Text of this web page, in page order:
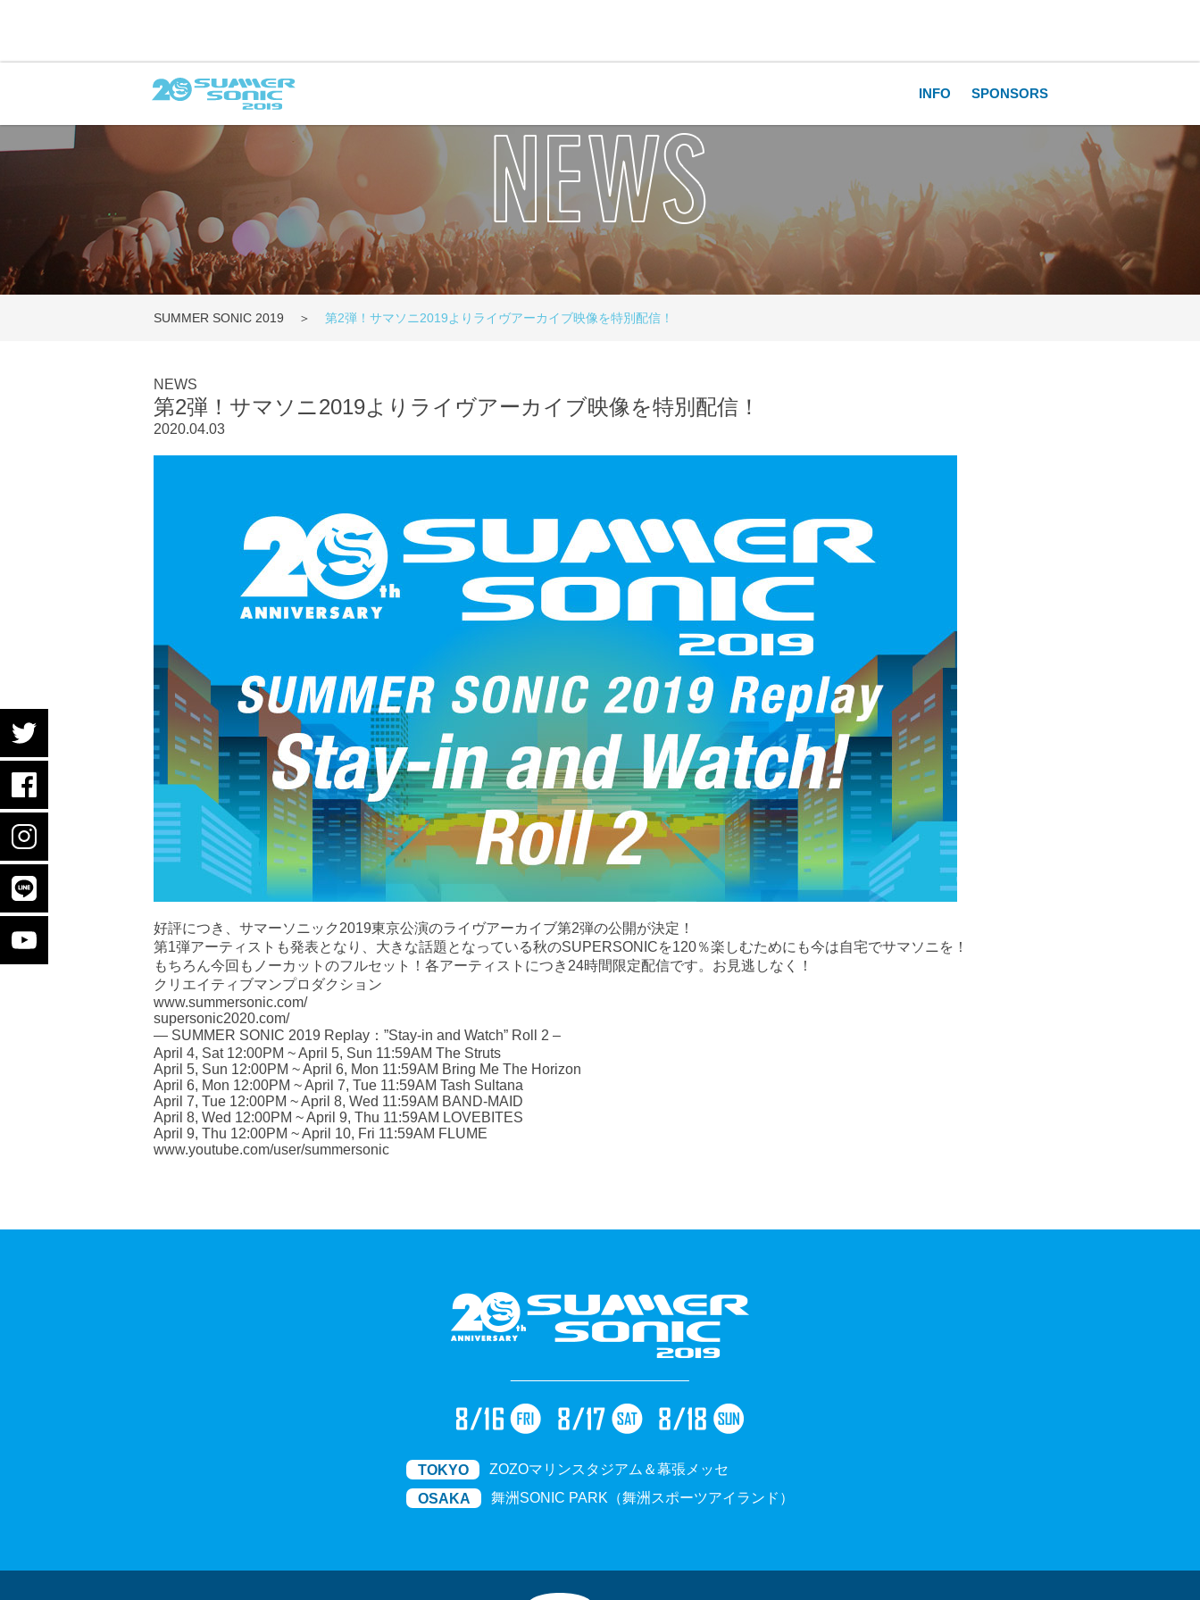
INFO SPONSORS
SUMMER SONIC 2019 第2弾！サマソニ2019よりライヴアーカイブ映像を特別配信！
NEWS
第2弾！サマソニ2019よりライヴアーカイブ映像を特別配信！
2020.04.03
好評につき、サマーソニック2019東京公演のライヴアーカイブ第2弾の公開が決定！
第1弾アーティストも発表となり、大きな話題となっている秋のSUPERSONICを120％楽しむためにも今は自宅でサマソニを！
もちろん今回もノーカットのフルセット！各アーティストにつき24時間限定配信です。お見逃しなく！
クリエイティブマンプロダクション
www.summersonic.com/
supersonic2020.com/
— SUMMER SONIC 2019 Replay： ”Stay-in and Watch” Roll 2 –
April 4, Sat 12:00PM ~ April 5, Sun 11:59AM The Struts
April 5, Sun 12:00PM ~ April 6, Mon 11:59AM Bring Me The Horizon
April 6, Mon 12:00PM ~ April 7, Tue 11:59AM Tash Sultana
April 7, Tue 12:00PM ~ April 8, Wed 11:59AM BAND-MAID
April 8, Wed 12:00PM ~ April 9, Thu 11:59AM LOVEBITES
April 9, Thu 12:00PM ~ April 10, Fri 11:59AM FLUME
www.youtube.com/user/summersonic
TOKYO
ZOZOマリンスタジアム＆幕張メッセ
OSAKA
舞洲SONIC PARK（舞洲スポーツアイランド）